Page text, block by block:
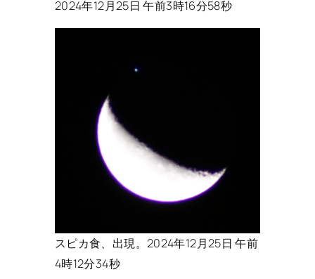
2024年12月25日 午前3時16分58秒
スピカ食、出現。2024年12月25日 午前
4時12分34秒